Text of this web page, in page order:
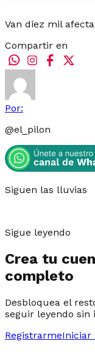
Van diez mil
Compartir en
Por:
@el_pilon
Siguen las lluvias
Sigue leyendo
Crea tu
completo
Desbloquea el
seguir leyendo sin
RegistrarmeIniciar